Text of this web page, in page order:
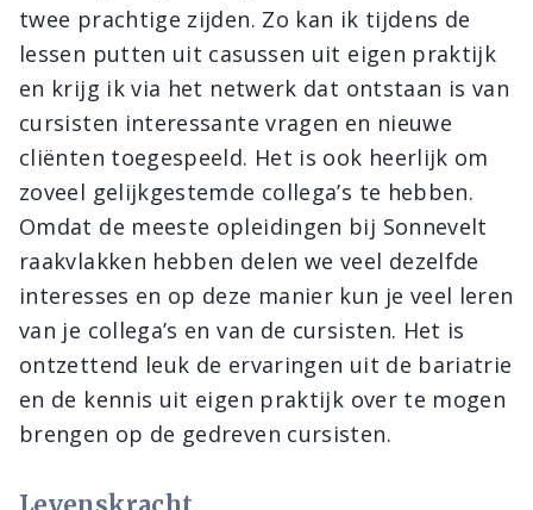
twee prachtige zijden. Zo kan ik tijdens de
lessen putten uit casussen uit eigen praktijk
en krijg ik via het netwerk dat ontstaan is van
cursisten interessante vragen en nieuwe
cliënten toegespeeld. Het is ook heerlijk om
zoveel gelijkgestemde collega’s te hebben.
Omdat de meeste opleidingen bij Sonnevelt
raakvlakken hebben delen we veel dezelfde
interesses en op deze manier kun je veel leren
van je collega’s en van de cursisten. Het is
ontzettend leuk de ervaringen uit de bariatrie
en de kennis uit eigen praktijk over te mogen
brengen op de gedreven cursisten.